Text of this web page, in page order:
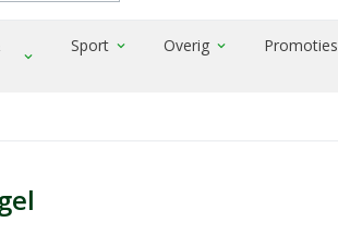
expand_more
Sport expand_more Overig expand_more Promoties